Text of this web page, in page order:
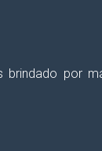
brindado por